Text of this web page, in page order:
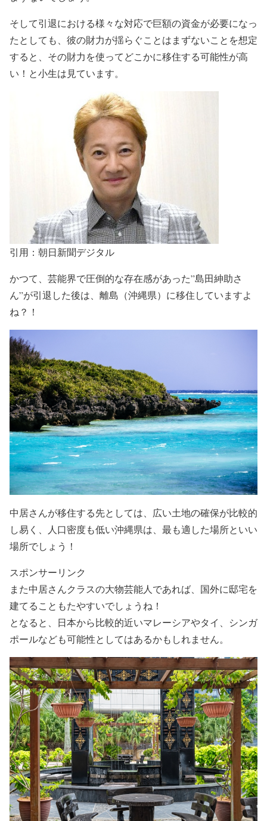
そして引退における様々な対応で巨額の資金が必要になっ
たとしても、 彼の財力が揺らぐことはまずないことを想定
すると、 その財力を使ってどこかに移住する可能性が高
い ！と小生は見ています。
引用：朝日新聞デジタル
かつて、芸能界で圧倒的な存在感があった”島田紳助さ
ん”が引退した後は、 離島（沖縄県）に移住していますよ
ね？！
中居さんが移住する先としては、 広い土地の確保が比較的
し易く、人口密度も低い沖縄県は、 最も適した場所といい
場所でしょう！
スポンサーリンク
また中居さんクラスの大物芸能人であれば、 国外に邸宅を
建てることもたやすいでしょうね！
となると、 日本から比較的近いマレーシアやタイ 、 シンガ
ポールなども可能性としてはあるかもしれません。